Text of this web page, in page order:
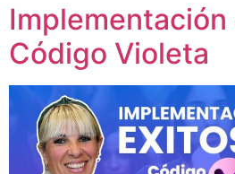
Código Violeta